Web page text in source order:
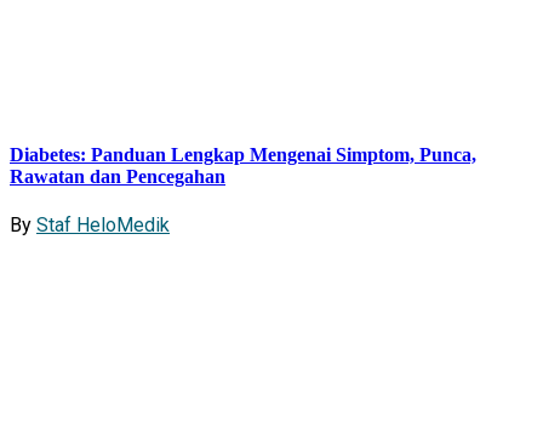
Diabetes: Panduan Lengkap Mengenai Simptom, Punca,
Rawatan dan Pencegahan
By Staf HeloMedik